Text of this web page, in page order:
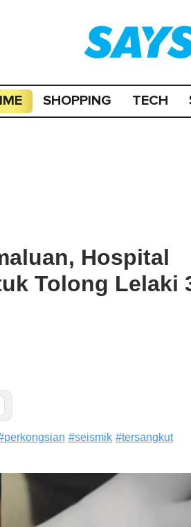
SHOPPING TECH
Hospital
Tolong Lelaki
perkongsian #seismik #tersangkut